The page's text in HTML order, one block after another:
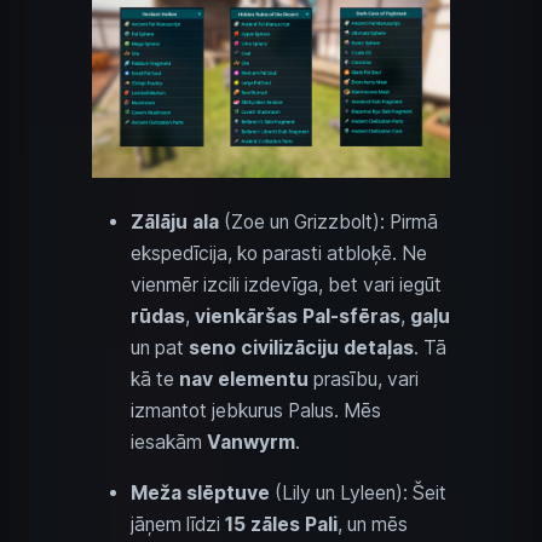
Zālāju ala (Zoe un Grizzbolt): Pirmā
ekspedīcija, ko parasti atbloķē. Ne
vienmēr izcili izdevīga, bet vari iegūt
rūdas, vienkāršas Pal-sfēras, gaļu
un pat seno civilizāciju detaļas. Tā
kā te nav elementu prasību, vari
izmantot jebkurus Palus. Mēs
iesakām Vanwyrm.
Meža slēptuve (Lily un Lyleen): Šeit
jāņem līdzi 15 zāles Pali, un mēs